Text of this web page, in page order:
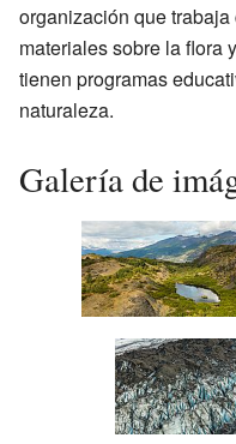
organización que
materiales sobre la flora
tienen programas
naturaleza.
Galería de